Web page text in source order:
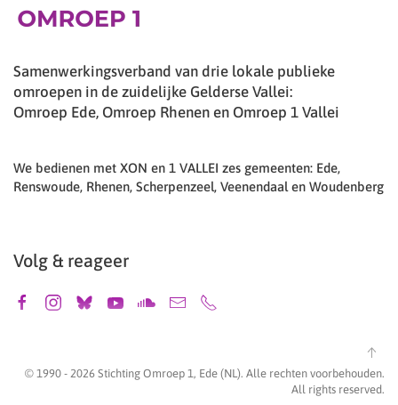
Samenwerkingsverband van drie lokale publieke
omroepen in de zuidelijke Gelderse Vallei:
Omroep Ede, Omroep Rhenen en Omroep 1 Vallei
We bedienen met XON en 1 VALLEI zes gemeenten: Ede,
Renswoude, Rhenen, Scherpenzeel, Veenendaal en Woudenberg
Volg & reageer
© 1990 - 2026 Stichting Omroep 1, Ede (NL). Alle rechten voorbehouden.
All rights reserved.